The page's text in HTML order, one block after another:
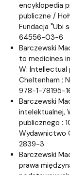
encyklopedia
publiczne /
Fundacja "Ubi
64556-03-6
Barczewski
to medicines
W: Intellectual
Cheltenham ;
978-1-78195-
Barczewski
intelektualnej,
publicznego :
Wydawnictwo
2839-3
Barczewski
prawa